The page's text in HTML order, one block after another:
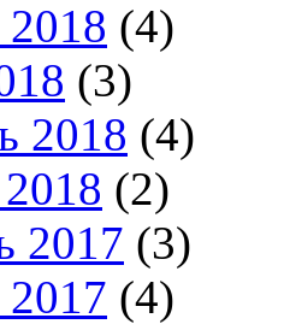
(4)
(3)
2018 (4)
(2)
2017 (3)
(4)